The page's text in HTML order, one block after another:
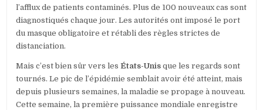
l’afflux de patients contaminés. Plus de 100 nouveaux cas sont
diagnostiqués chaque jour. Les autorités ont imposé le port
du masque obligatoire et rétabli des règles strictes de
distanciation.
Mais c’est bien sûr vers lesÉtats-Unis que les regards sont
tournés. Le pic de l’épidémie semblait avoir été atteint, mais
depuis plusieurs semaines, la maladie se propage à nouveau.
Cette semaine, la première puissance mondiale enregistre